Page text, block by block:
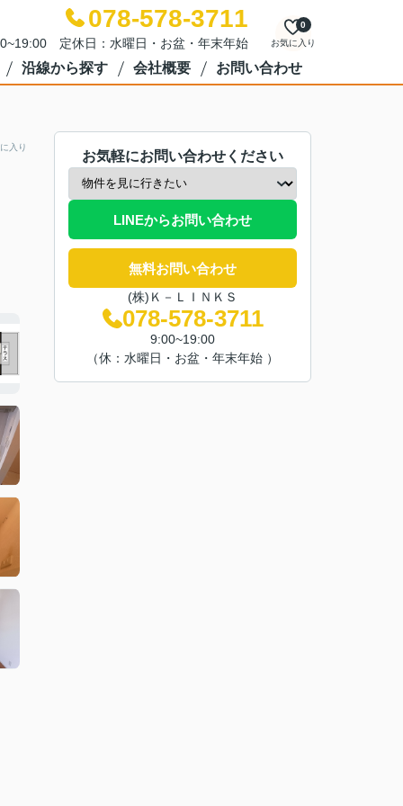
078-578-3711
定休日：水曜日・お盆・年末年始 お気に入り
0
沿線から探す 会社概要 お問い合わせ
入り
お気軽にお問い合わせください
LINEからお問い合わせ
無料お問い合わせ
(株)Ｋ－ＬＩＮＫＳ
078-578-3711
9:00~19:00
（休：水曜日・お盆・年末年始 ）